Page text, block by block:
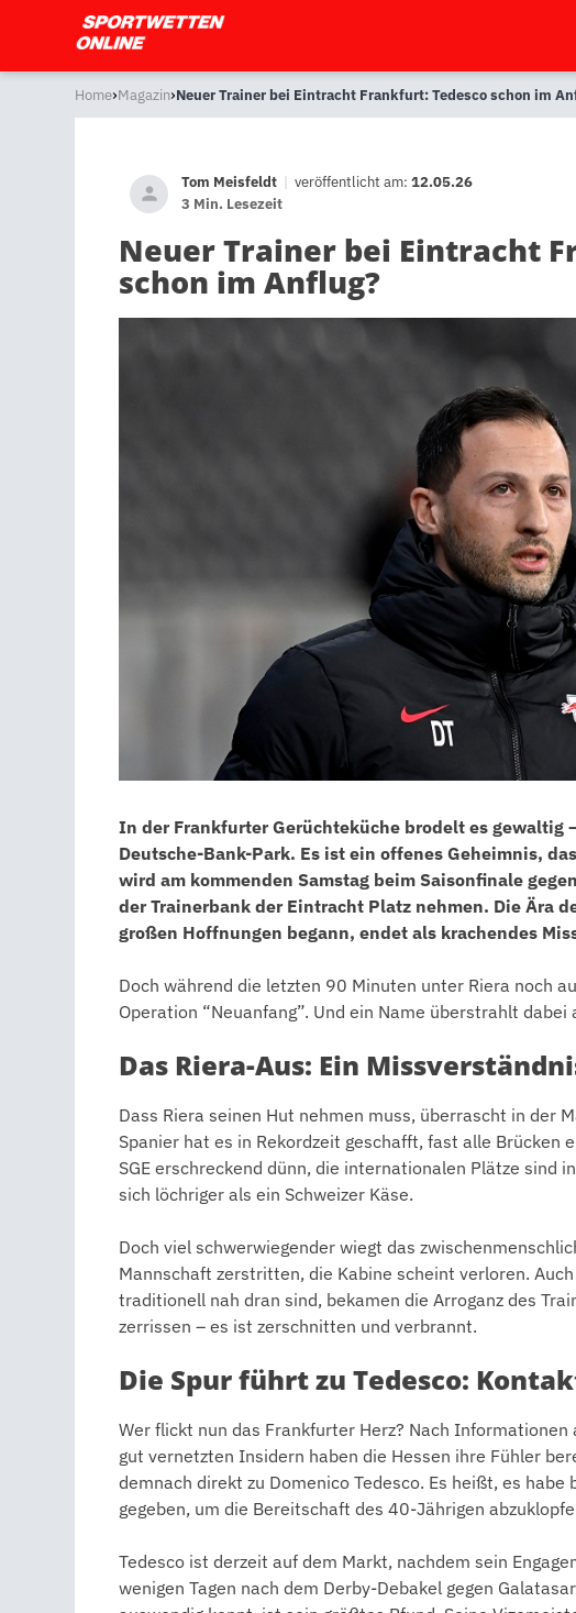
Home›Magazin›Neuer Trainer bei Eintracht Frankfurt: Tedesco schon im
Tom Meisfeldt | veröffentlicht am: 12.05.26
3 Min. Lesezeit
Neuer Trainer bei Eintracht
schon im Anflug?
In der Frankfurter Gerüchteküche brodelt es gewaltig
Deutsche-Bank-Park. Es ist ein offenes Geheimnis,
wird am kommenden Samstag beim Saisonfinale
der Trainerbank der Eintracht Platz nehmen. Die Ära
großen Hoffnungen begann, endet als krachendes
Doch während die letzten 90 Minuten unter Riera noch
Operation “Neuanfang”. Und ein Name überstrahlt dabei
Das Riera-Aus: Ein
Dass Riera seinen Hut nehmen muss, überrascht in der
Spanier hat es in Rekordzeit geschafft, fast alle Brücken
SGE erschreckend dünn, die internationalen Plätze sind
sich löchriger als ein Schweizer Käse.
Doch viel schwerwiegender wiegt das
Mannschaft zerstritten, die Kabine scheint verloren.
traditionell nah dran sind, bekamen die Arroganz des
zerrissen – es ist zerschnitten und verbrannt.
Die Spur führt zu Tedesco:
Wer flickt nun das Frankfurter Herz? Nach
gut vernetzten Insidern haben die Hessen ihre Fühler
demnach direkt zu Domenico Tedesco. Es heißt, es
gegeben, um die Bereitschaft des 40-Jährigen
Tedesco ist derzeit auf dem Markt, nachdem sein
wenigen Tagen nach dem Derby-Debakel gegen